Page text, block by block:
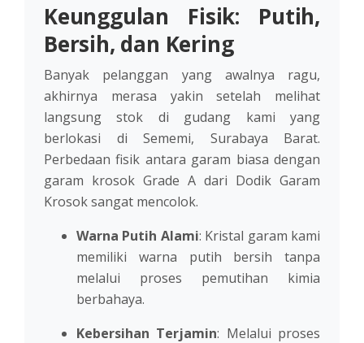
Keunggulan Fisik: Putih,
Bersih, dan Kering
Banyak pelanggan yang awalnya ragu,
akhirnya merasa yakin setelah melihat
langsung stok di gudang kami yang
berlokasi di Sememi, Surabaya Barat.
Perbedaan fisik antara garam biasa dengan
garam krosok Grade A dari Dodik Garam
Krosok sangat mencolok.
Warna Putih Alami: Kristal garam kami
memiliki warna putih bersih tanpa
melalui proses pemutihan kimia
berbahaya.
Kebersihan Terjamin: Melalui proses